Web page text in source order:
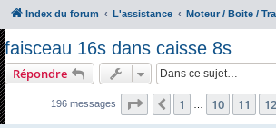
Index du forum L'assistance Moteur / Boite /
faisceau 16s dans caisse 8s
Répondre
196 messages Page 13 sur 14
Précédente
1 10 11 12